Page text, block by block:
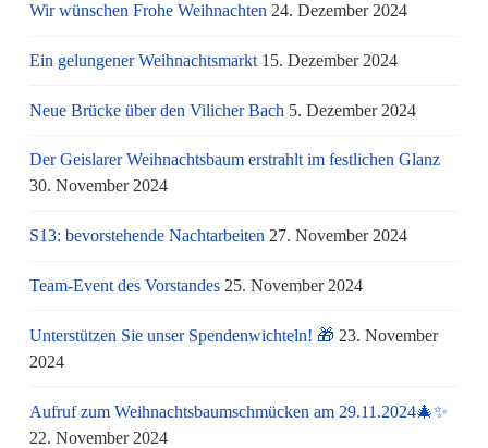
Wir wünschen Frohe Weihnachten 24. Dezember 2024
Ein gelungener Weihnachtsmarkt 15. Dezember 2024
Neue Brücke über den Vilicher Bach 5. Dezember 2024
Der Geislarer Weihnachtsbaum erstrahlt im festlichen Glanz
30. November 2024
S13: bevorstehende Nachtarbeiten 27. November 2024
Team-Event des Vorstandes 25. November 2024
Unterstützen Sie unser Spendenwichteln! 🎁 23. November
2024
Aufruf zum Weihnachtsbaumschmücken am 29.11.2024🎄✨
22. November 2024